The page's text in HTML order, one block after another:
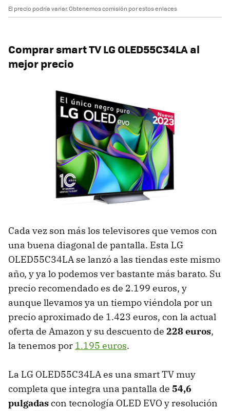
El precio podría variar. Obtenemos comisión por estos enlaces
Comprar smart TVLG OLED55C34LA al
mejor precio
Cada vez son más los televisores que vemos con
una buena diagonal de pantalla. Esta LG
OLED55C34LA se lanzó a las tiendas este mismo
año, y ya lo podemos ver bastante más barato. Su
precio recomendado es de 2.199 euros, y
aunque llevamos ya un tiempo viéndola por un
precio aproximado de 1.423 euros, con la actual
oferta de Amazon y su descuento de 228 euros,
la tenemos por 1.195 euros.
La LG OLED55C34LA es una smart TV muy
completa que integra una pantalla de 54,6
pulgadascon tecnología OLED EVO y resolución